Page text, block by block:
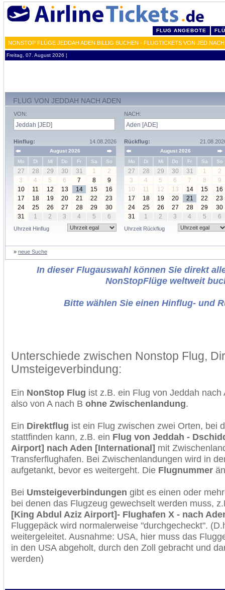
FLUG ANGEBOTE
NONSTOP FLÜGE JEDDAH ADEN BILLIG BUCHEN - FLUGTICKETS VON JED NACH
Freitag, 07. August 2026 ¦
FLUG VON JEDDAH NACH ADEN
VON:
Hinflug: 14.08.2026
August 2026
Mo
Di Mi Do Fr Sa So
27 28 29 30 31 1
2
3
4 5 6 7 8
9
10
11 12 13 14 15
16
17
18 19 20 21 22
23
24
25 26 27 28 29
30
31
1 2 3 4 5 6
Uhrzeit Hinflug
NACH:
Rückflug:
August 2026
Mo
Di Mi Do Fr Sa So
27 28 29 30 31 1
2
3
4 5 6 7 8
9
10
11 12 13 14 15
16
17
18 19 20 21 22
23
24
25 26 27 28 29
30
31
1 2 3 4 5 6
Uhrzeit Rückflug
» neue Suche
In dieser Flugauswahl können Sie direkt
NonStopFlüge weltweit
Bitte wählen Sie einen Hinflug- und
Unterschiede zwischen Nonstop Flug,
Umsteigeverbindung:
Ein NonStop Flug ist z.B. ein Flug von Jeddah
also von A nach B ohne Zwischenlandung.
Ein Direktflug ist ein Flug zwischen zwei Orten, bei
stattfinden kann, z.B. ein Flug von Jeddah -
Airport] nach Aden [International] mit
Transferflughafen. Bei Zwischenlandungen wird in
aufgetankt, bevor es weitergeht. Die Flugnummer
Bei Umsteigeverbindungen gibt es einen oder
bei denen das Flugzeug gewechselt werden muss,
[King Abdul Aziz Airport]- Flughafen X - nach
Fluggepäck wird normalerweise "durchgecheckt".
weitergeleitet. Ausnahme: USA, hier muss das
in den USA abgeholt, durch den Zoll gebracht und
werden)